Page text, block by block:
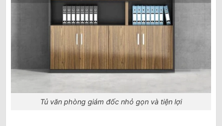
Tủ văn phòng giám đốc nhỏ gọn và tiện lợi